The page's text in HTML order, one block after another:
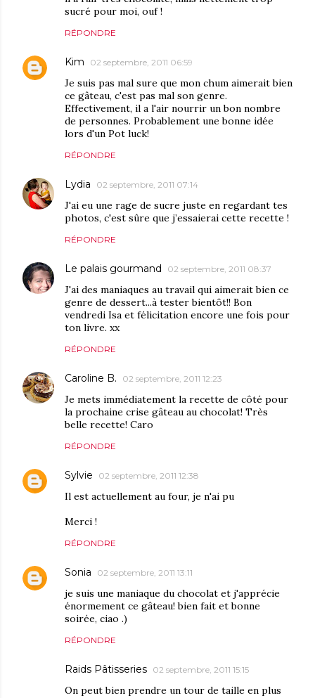
sucré pour moi, ouf !
RÉPONDRE
Kim 02 septembre, 2011 06:59
Je suis pas mal sure que mon chum aimerait bien
ce gâteau, c'est pas mal son genre.
Effectivement, il a l'air nourrir un bon nombre
de personnes. Probablement une bonne idée
lors d'un Pot luck!
RÉPONDRE
Lydia 02 septembre, 2011 07:14
J'ai eu une rage de sucre juste en regardant tes
photos, c'est sûre que j’essaierai cette recette !
RÉPONDRE
Le palais gourmand 02 septembre, 2011 08:37
J'ai des maniaques au travail qui aimerait bien ce
genre de dessert...à tester bientôt!! Bon
vendredi Isa et félicitation encore une fois pour
ton livre. xx
RÉPONDRE
Caroline B. 02 septembre, 2011 12:23
Je mets immédiatement la recette de côté pour
la prochaine crise gâteau au chocolat! Très
belle recette! Caro
RÉPONDRE
Sylvie 02 septembre, 2011 12:38
Il est actuellement au four, je n'ai pu
Merci !
RÉPONDRE
Sonia 02 septembre, 2011 13:11
je suis une maniaque du chocolat et j'apprécie
énormement ce gâteau! bien fait et bonne
soirée, ciao .)
RÉPONDRE
Raids Pâtisseries 02 septembre, 2011 15:15
On peut bien prendre un tour de taille en plus